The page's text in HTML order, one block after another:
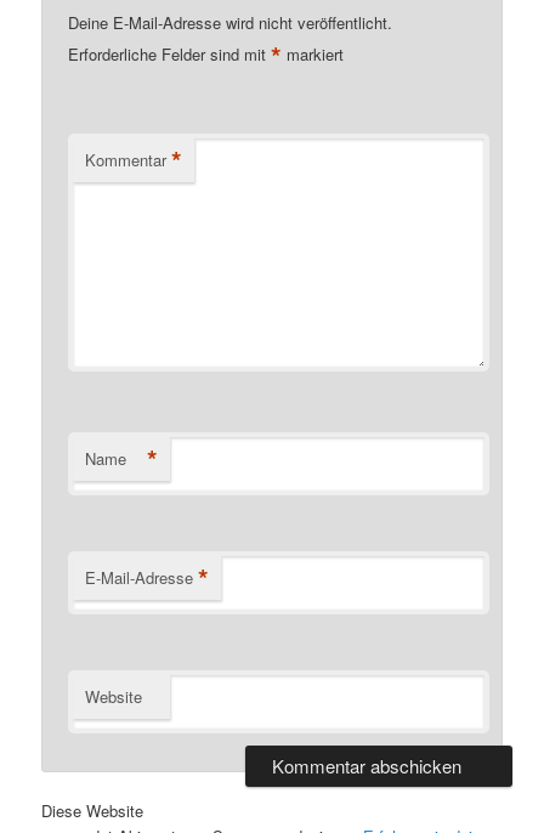
Deine E-Mail-Adresse wird nicht veröffentlicht.
Erforderliche Felder sind mit* markiert
Kommentar *
Name *
E-Mail-Adresse *
Website
Diese Website